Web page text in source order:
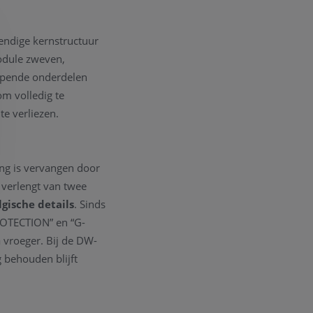
kernstructuur
zweven,
onderdelen
volledig te
verliezen.
is vervangen door
van twee
details. Sinds
en “G-
Bij de DW-
behouden blijft